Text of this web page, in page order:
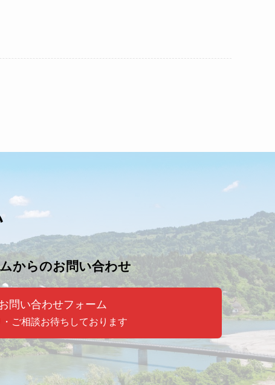
からのお問い合わせ
問い合わせフォーム
ご相談お待ちしております